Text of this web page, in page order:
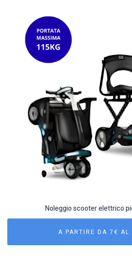
Noleggio scooter elettrico
A PARTIRE DA 7€ AL